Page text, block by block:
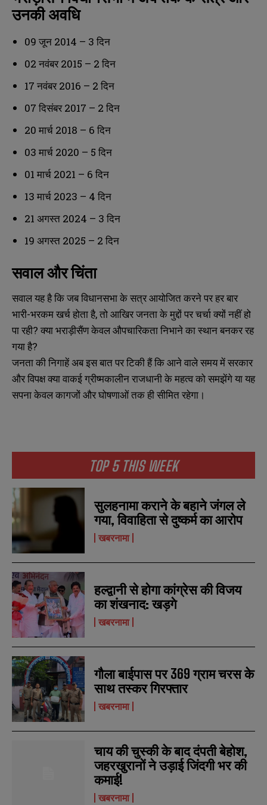
a
e
E
m
a
l
N
u
m
b
a
e
E
m
a
l
N
u
m
b
TOP 5 THIS WEEK
सुलहनामा कराने के बहाने जंगल ले
गया, विवाहिता से दुष्कर्म का आरोप
खबरनामा
हल्द्वानी से होगा कांग्रेस की विजय
का शंखनाद: खड़गे
खबरनामा
गौला बाईपास पर 369 ग्राम चरस के
साथ तस्कर गिरफ्तार
खबरनामा
चाय की चुस्की के बाद दंपती बेहोश,
जहरखुरानों ने उड़ाई जिंदगी भर की
कमाई!
खबरनामा
उनकी अवधि
09 जून 2014 – 3 दिन
02 नवंबर 2015 – 2 दिन
17 नवंबर 2016 – 2 दिन
07 दिसंबर 2017 – 2 दिन
20 मार्च 2018 – 6 दिन
03 मार्च 2020 – 5 दिन
01 मार्च 2021 – 6 दिन
13 मार्च 2023 – 4 दिन
21 अगस्त 2024 – 3 दिन
19 अगस्त 2025 – 2 दिन
सवाल और चिंता
सवाल यह है कि जब विधानसभा के सत्र आयोजित करने पर हर बार
भारी-भरकम खर्च होता है, तो आखिर जनता के मुद्दों पर चर्चा क्यों नहीं हो
पा रही? क्या भराड़ीसैंण केवल औपचारिकता निभाने का स्थान बनकर रह
गया है?
जनता की निगाहें अब इस बात पर टिकी हैं कि आने वाले समय में सरकार
और विपक्ष क्या वाकई ग्रीष्मकालीन राजधानी के महत्व को समझेंगे या यह
सपना केवल कागजों और घोषणाओं तक ही सीमित रहेगा।